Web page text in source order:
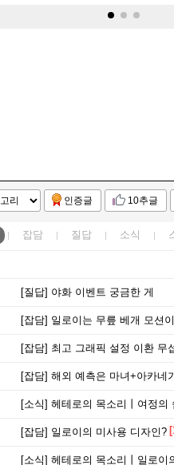
인증글 10추글
잡담 질답 소식
[질답] 야화 이벤트 궁금한 게
[잡담] 일로이는 무릎 베개 모션
[잡담] 최고 그래픽 설정 이환 무
[잡담] 해외 예측은 마녀+아카네
[소식] 헤테로의 목소리丨여정의
[잡담] 일로이의 미사용 디자인?
[소식] 헤테로의 목소리丨일로이